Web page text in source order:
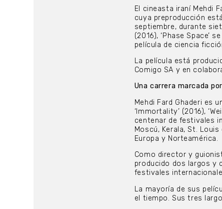
El cineasta iraní Mehdi
cuya preproducción
septiembre, durante
(2016), ‘Phase Space’
película de ciencia
La película está
Comigo SA y en
Una carrera marcada
Mehdi Fard Ghaderi es
‘Immortality’ (2016),
centenar de festivales
Moscú, Kerala, St.
Europa y Norteamérica.
Como director y
producido dos largos y
festivales
La mayoría de sus
el tiempo. Sus tres